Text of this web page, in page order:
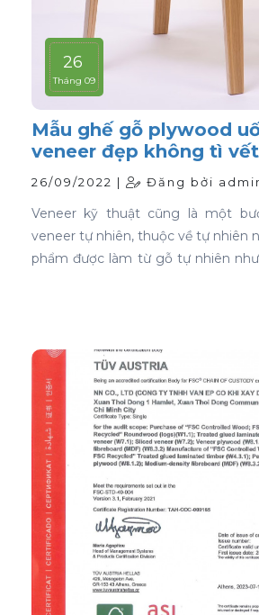
26
Tháng 09
Mẫu ghế gỗ plywood
veneer đẹp không tì vết
26/09/2022 | Đăng bởi
Veneer kỹ thuật cũng là một
veneer tự nhiên, thuộc về tự nhiên
phẩm được làm từ gỗ tự nhiên